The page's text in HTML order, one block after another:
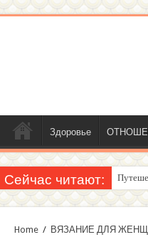
Здоровье
Сейчас читают:
Home / ВЯЗАНИЕ ДЛЯ